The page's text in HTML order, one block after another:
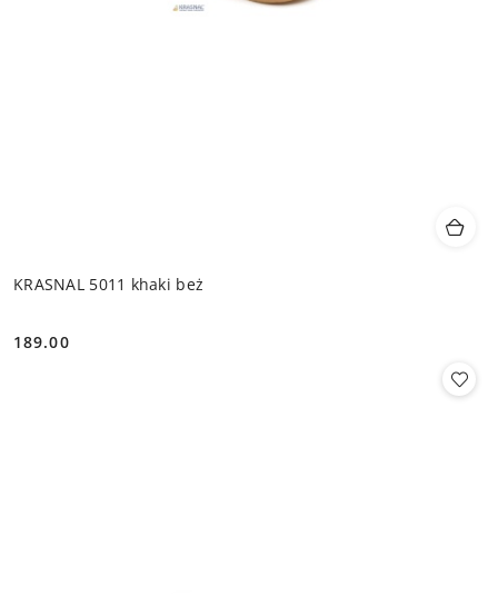
KRASNAL 5011 khaki beż
Cena:
189.00